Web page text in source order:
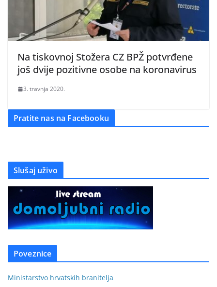
Na tiskovnoj Stožera CZ BPŽ potvrđene
još dvije pozitivne osobe na koronavirus
3. travnja 2020.
Pratite nas na Facebooku
Slušaj uživo
Poveznice
Ministarstvo hrvatskih branitelja